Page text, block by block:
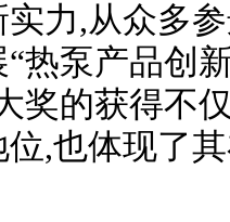
力,从众多
热泵产品创
奖的获得不
,也体现了